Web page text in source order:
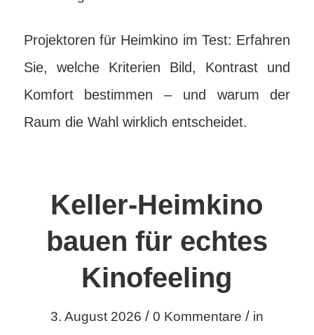
Projektoren für Heimkino im Test: Erfahren
Sie, welche Kriterien Bild, Kontrast und
Komfort bestimmen – und warum der
Raum die Wahl wirklich entscheidet.
Keller-Heimkino
bauen für echtes
Kinofeeling
3. August 2026 / 0 Kommentare / in